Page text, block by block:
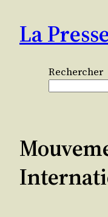
contenu
La
Rechercher